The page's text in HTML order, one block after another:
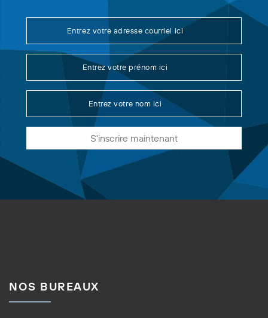
S'inscrire maintenant
NOS BUREAUX